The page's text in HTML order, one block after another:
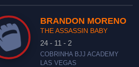
BRANDON MORENO
THE ASSASSIN BABY
24 - 11 - 2
COBRINHA BJJ ACADEMY
LAS VEGAS